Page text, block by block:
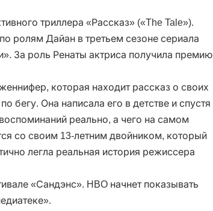
триллера «Рассказ» («The Tale»).
ролям Дайан в третьем сезоне сериала
За роль Ренаты актриса получила премию
которая находит рассказ о своих
бегу. Она написала его в детстве и спустя
реально, а чего на самом
со своим 13-летним двойником, который
легла реальная история режиссера
«Сандэнс». HBO начнет показывать